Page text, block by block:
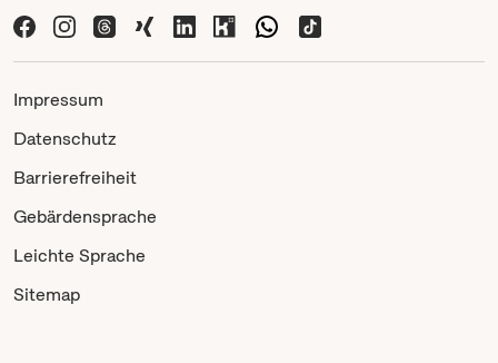
Impressum
Datenschutz
Barrierefreiheit
Gebärdensprache
Leichte Sprache
Sitemap